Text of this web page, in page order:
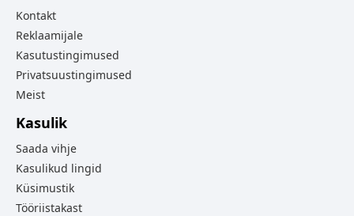
Kontakt
Reklaamijale
Kasutustingimused
Privatsuustingimused
Meist
Kasulik
Saada vihje
Kasulikud lingid
Küsimustik
Tööriistakast